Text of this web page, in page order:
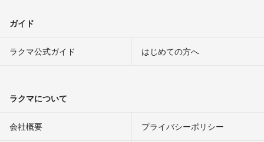
ガイド
ラクマ公式ガイド はじめての方へ
ラクマについて
会社概要 プライバシーポリシー